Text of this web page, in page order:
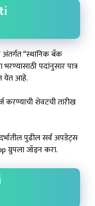
“स्थानिक बँक
पदांनुसार पात्र
येत आहे.
करण्याची शेवटची तारीख
पुढील सर्व अपडेट्स
ग्रुपला जॉइन करा.